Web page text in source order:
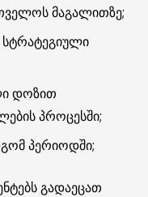
მაგალითზე;
სტრატეგიული
დოზით
პროცესში;
პერიოდში;
გადაეცათ